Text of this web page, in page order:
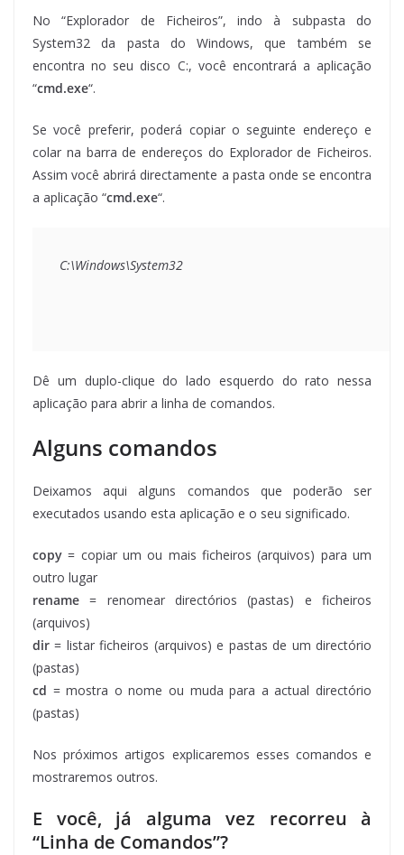
No “Explorador de Ficheiros”, indo à subpasta do
System32 da pasta do Windows, que também se
encontra no seu disco C:, você encontrará a aplicação
“cmd.exe“.
Se você preferir, poderá copiar o seguinte endereço e
colar na barra de endereços do Explorador de Ficheiros.
Assim você abrirá directamente a pasta onde se encontra
a aplicação “cmd.exe“.
C:\Windows\System32
Dê um duplo-clique do lado esquerdo do rato nessa
aplicação para abrir a linha de comandos.
Alguns comandos
Deixamos aqui alguns comandos que poderão ser
executados usando esta aplicação e o seu significado.
copy = copiar um ou mais ficheiros (arquivos) para um
outro lugar
rename = renomear directórios (pastas) e ficheiros
(arquivos)
dir = listar ficheiros (arquivos) e pastas de um directório
(pastas)
cd = mostra o nome ou muda para a actual directório
(pastas)
Nos próximos artigos explicaremos esses comandos e
mostraremos outros.
E você, já alguma vez recorreu à
“Linha de Comandos”?